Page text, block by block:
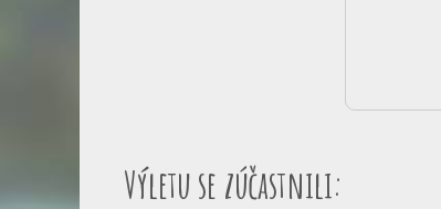
Výletu se zúčastnili: